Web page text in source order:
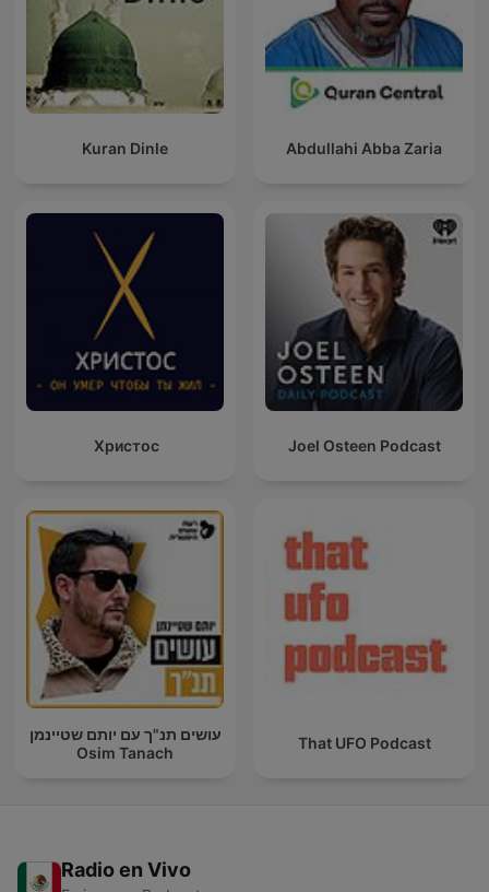
Kuran Dinle Abdullahi Abba Zaria
Христос Joel Osteen Podcast
עושים תנ"ך עם יותם שטיינמן
Osim Tanach
That UFO Podcast
Radio en Vivo